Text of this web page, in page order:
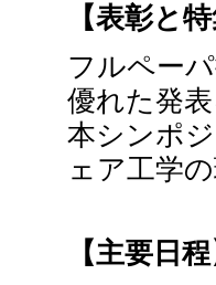
【表彰と特
フルペー
優れた発
本シンポ
ェア工学
【主要日程